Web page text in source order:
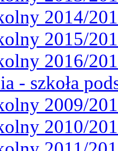
2014/
2015/
2016/
- szkoła
2009/
2010/